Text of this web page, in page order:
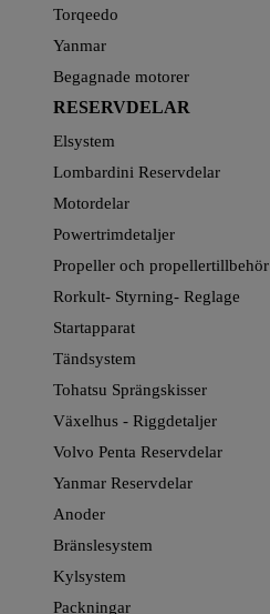
Torqeedo
Yanmar
Begagnade motorer
RESERVDELAR
Elsystem
Lombardini Reservdelar
Motordelar
Powertrimdetaljer
Propeller och propellertillbehör
Rorkult- Styrning- Reglage
Startapparat
Tändsystem
Tohatsu Sprängskisser
Växelhus - Riggdetaljer
Volvo Penta Reservdelar
Yanmar Reservdelar
Anoder
Bränslesystem
Kylsystem
Packningar